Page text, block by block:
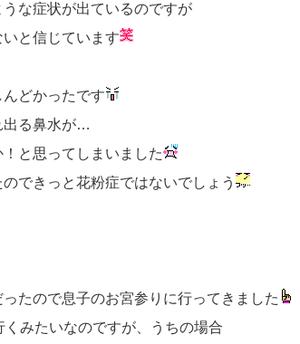
な症状が出ているのですが
と信じています
どかったです
出る鼻水が…
と思ってしまいました
できっと花粉症ではないでしょう
たので息子のお宮参りに行ってきました
みたいなのですが、うちの場合